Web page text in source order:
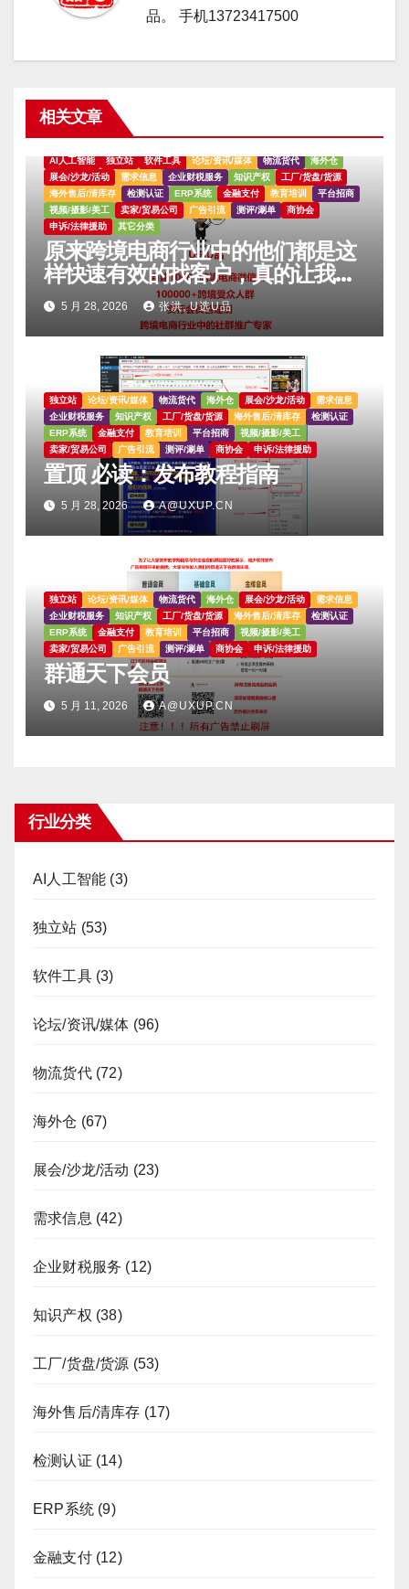
品。 手机13723417500
相关文章
AI人工智能 独立站 软件工具 论坛/资讯/媒体 物流货代
海外仓
展会/沙龙/活动
需求信息 企业财税服务 知识产权
工厂/货盘/货源
海外售后/清库存
检测认证 ERP系统 金融支付 教育培训
平台招商
视频/摄影/美工
卖家/贸易公司 广告引流 测评/涮单
商协会
申诉/法律援助
其它分类
原来跨境电商行业中的他们都是这
样快速有效的找客户，真的让我大
吃一惊。。。。
5 月 28, 2026 张洪, U选U品
独立站 论坛/资讯/媒体 物流货代 海外仓 展会/沙龙/活动
需求信息
企业财税服务
知识产权 工厂/货盘/货源 海外售后/清库存
检测认证
ERP系统
金融支付 教育培训 平台招商
视频/摄影/美工
卖家/贸易公司
广告引流 测评/涮单 商协会 申诉/法律援助
置顶 必读：发布教程指南
5 月 28, 2026 A@UXUP.CN
独立站 论坛/资讯/媒体 物流货代 海外仓 展会/沙龙/活动
需求信息
企业财税服务
知识产权 工厂/货盘/货源 海外售后/清库存
检测认证
ERP系统
金融支付 教育培训 平台招商
视频/摄影/美工
卖家/贸易公司
广告引流 测评/涮单 商协会 申诉/法律援助
群通天下会员
5 月 11, 2026 A@UXUP.CN
行业分类
AI人工智能 (3)
独立站 (53)
软件工具(3)
论坛/资讯/媒体 (96)
物流货代(72)
海外仓 (67)
展会/沙龙/活动 (23)
需求信息 (42)
企业财税服务 (12)
知识产权 (38)
工厂/货盘/货源 (53)
海外售后/清库存 (17)
检测认证 (14)
ERP系统 (9)
金融支付(12)